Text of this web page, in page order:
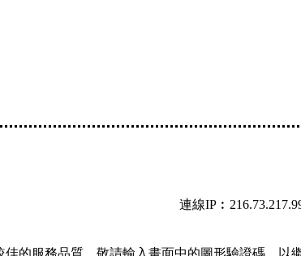
連線
的服務品質，敬請輸入畫面中的圖形驗證碼，以